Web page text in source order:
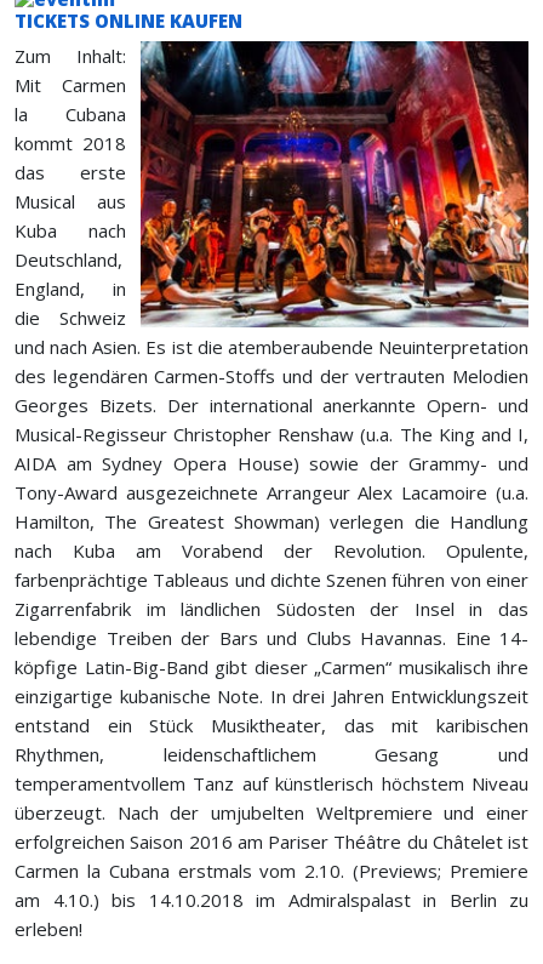
TICKETS ONLINE KAUFEN
Zum Inhalt:
Mit Carmen
la Cubana
kommt 2018
das erste
Musical aus
Kuba nach
Deutschland,
England, in
die Schweiz
und nach Asien. Es ist die atemberaubende Neuinterpretation
des legendären Carmen-Stoffs und der vertrauten Melodien
Georges Bizets. Der international anerkannte Opern- und
Musical-Regisseur Christopher Renshaw (u.a. The King and I,
AIDA am Sydney Opera House) sowie der Grammy- und
Tony-Award ausgezeichnete Arrangeur Alex Lacamoire (u.a.
Hamilton, The Greatest Showman) verlegen die Handlung
nach Kuba am Vorabend der Revolution. Opulente,
farbenprächtige Tableaus und dichte Szenen führen von einer
Zigarrenfabrik im ländlichen Südosten der Insel in das
lebendige Treiben der Bars und Clubs Havannas. Eine 14-
köpfige Latin-Big-Band gibt dieser „Carmen“ musikalisch ihre
einzigartige kubanische Note. In drei Jahren Entwicklungszeit
entstand ein Stück Musiktheater, das mit karibischen
Rhythmen, leidenschaftlichem Gesang und
temperamentvollem Tanz auf künstlerisch höchstem Niveau
überzeugt. Nach der umjubelten Weltpremiere und einer
erfolgreichen Saison 2016 am Pariser Théâtre du Châtelet ist
Carmen la Cubana erstmals vom 2.10. (Previews; Premiere
am 4.10.) bis 14.10.2018 im Admiralspalast in Berlin zu
erleben!